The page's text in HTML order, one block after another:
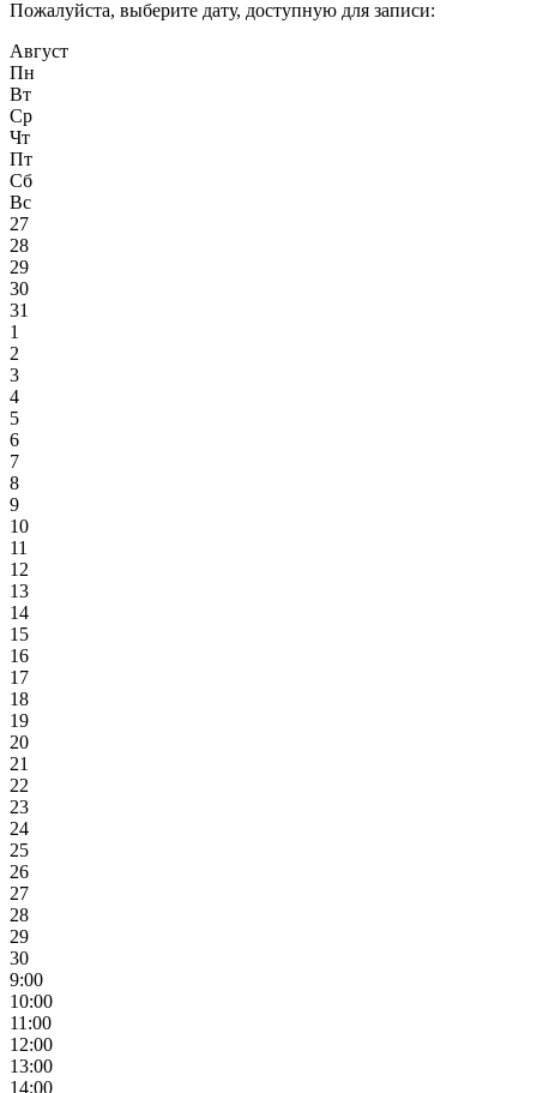
Пожалуйста, выберите дату, доступную для записи:
Август
Пн
Вт
Ср
Чт
Пт
Сб
Вс
27
28
29
30
31
1
2
3
4
5
6
7
8
9
10
11
12
13
14
15
16
17
18
19
20
21
22
23
24
25
26
27
28
29
30
9:00
10:00
11:00
12:00
13:00
14:00